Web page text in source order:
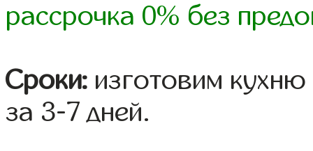
рассрочка 0% без
Сроки: изготовим
за 3-7 дней.